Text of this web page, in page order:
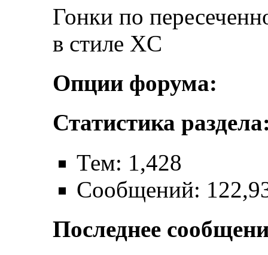
Гонки по
в стиле XC
Опции форума:
Статистика
Тем: 1,428
Сообщений:
Последнее